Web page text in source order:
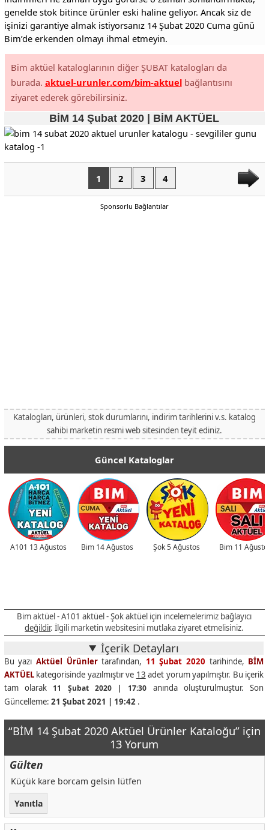
genelde stok bitince ürünler eski haline geliyor. Ancak siz de
işinizi garantiye almak istiyorsanız 14 Şubat 2020 Cuma günü
Bim’de erkenden olmayı ihmal etmeyin.
Bim aktüel kataloglarının diğer ŞUBAT katalogları da
burada. aktuel-urunler.com/bim-aktuelbağlantısını
ziyaret ederek görebilirsiniz.
BİM 14 Şubat 2020 | BİM AKTÜEL
1 2 3 4
Sponsorlu Bağlantılar
Katalogları, ürünleri, stok durumlarını, indirim tarihlerini v.s. katalog
sahibi marketin resmi web sitesinden teyit ediniz.
Güncel Kataloglar
A101 13 Ağustos Bim 14 Ağustos Şok 5 Ağustos Bim 11
Bim aktüel - A101 aktüel - Şok aktüel için incelemelerimiz bağlayıcı
değildir. İlgili marketin websitesini mutlaka ziyaret etmelisiniz.
İçerik Detayları
Bu yazı Aktüel Ürünlertarafından, 11 Şubat 2020 tarihinde, BİM
AKTÜELkategorisinde yazılmıştır ve 13 adet yorum yapılmıştır. Bu içerik
tam olarak 11 Şubat 2020 | 17:30 anında oluşturulmuştur. Son
Güncelleme: 21 Şubat 2021 | 19:42 .
“BİM 14 Şubat 2020 Aktüel Ürünler Kataloğu” için
13 Yorum
Gülten
Küçük kare borcam gelsin lütfen
Yanıtla